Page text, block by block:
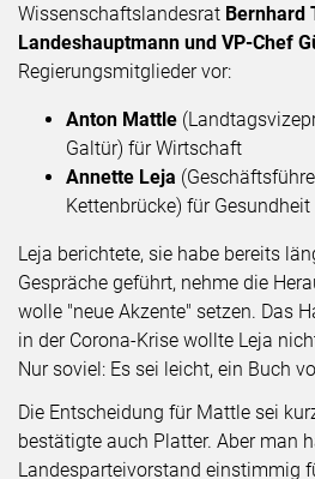
Wissenschaftslandesrat Bernhard
Landeshauptmann und VP-Chef
Regierungsmitglieder vor:
Anton Mattle
Galtür) für Wirtschaft
Annette Leja
Kettenbrücke) für Gesundheit
Leja berichtete, sie habe bereits
Gespräche geführt, nehme die
wolle "neue Akzente" setzen. Das
in der Corona-Krise wollte Leja
Nur soviel: Es sei leicht, ein Buch
Die Entscheidung für Mattle sei
bestätigte auch Platter. Aber man
Landesparteivorstand einstimmig